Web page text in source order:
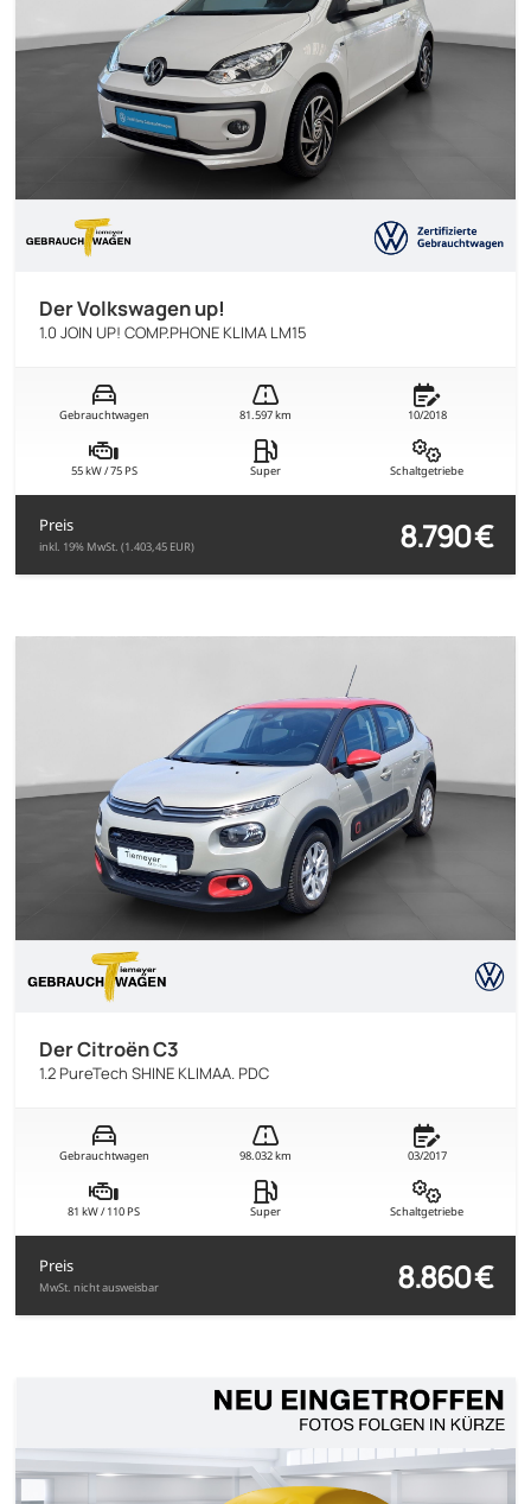
Der Volkswagen up!
1.0 JOIN UP! COMP.PHONE KLIMA LM15
Gebrauchtwagen 81.597 km 10/2018
55 kW / 75 PS Super Schaltgetriebe
Preis
inkl. 19% MwSt. (1.403,45 EUR) 8.790 €
Der Citroën C3
1.2 PureTech SHINE KLIMAA. PDC
Gebrauchtwagen 98.032 km 03/2017
81 kW / 110 PS Super Schaltgetriebe
Preis
MwSt. nicht ausweisbar 8.860 €